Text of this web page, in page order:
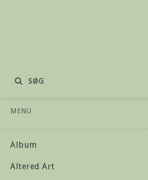
SØG
MENU
Album
Altered Art